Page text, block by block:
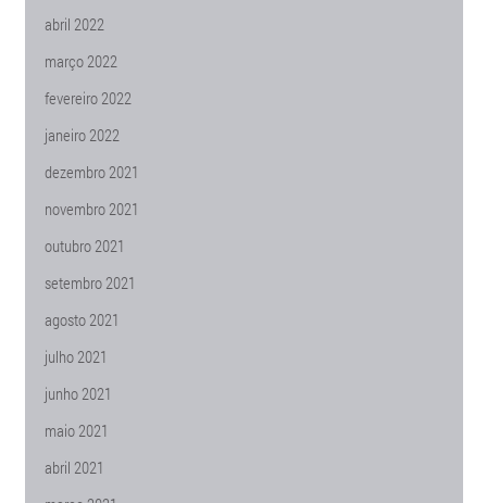
abril 2022
março 2022
fevereiro 2022
janeiro 2022
dezembro 2021
novembro 2021
outubro 2021
setembro 2021
agosto 2021
julho 2021
junho 2021
maio 2021
abril 2021